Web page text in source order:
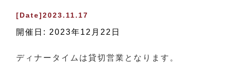
[Date]2023.11.17
開催日: 2023年12月22日
ディナータイムは貸切営業となります。